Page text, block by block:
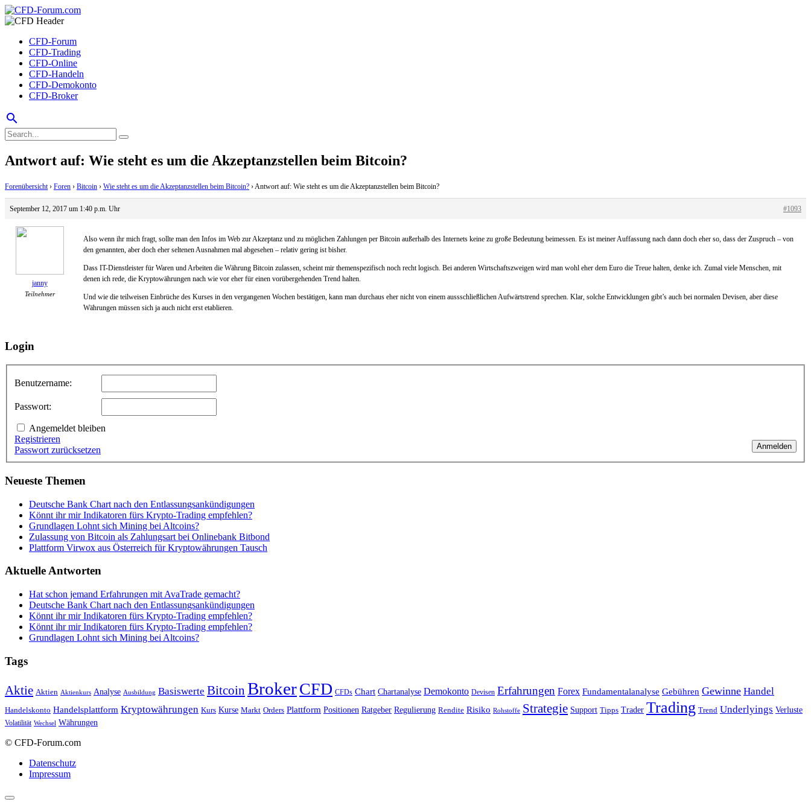
CFD-Forum
CFD-Trading
CFD-Online
CFD-Handeln
CFD-Demokonto
CFD-Broker
search
Antwort auf: Wie steht es um die Akzeptanzstellen beim Bitcoin?
Forenübersicht › Foren › Bitcoin › Wie steht es um die Akzeptanzstellen beim Bitcoin? ›Antwort auf: Wie steht es um die Akzeptanzstellen beim Bitcoin?
September 12, 2017 um 1:40 p.m. Uhr #1093
janny
Teilnehmer
Also wenn ihr mich fragt, sollte man den Infos im Web zur Akzeptanz und zu möglichen Zahlungen per Bitcoin außerhalb des Internets keine zu große Bedeutung beimessen. Es ist meiner Auffassung nach dann doch eher so, dass der Zuspruch – von
den genannten, aber doch eher seltenen Ausnahmen mal abgesehen – relativ gering ist bisher.
Dass IT-Dienstleister für Waren und Arbeiten die Währung Bitcoin zulassen, scheint mir themenspezifisch noch recht logisch. Bei anderen Wirtschaftszweigen wird man wohl eher dem Euro die Treue halten, denke ich. Zumal viele Menschen, mit
denen ich rede, die Kryptowährungen nach wie vor eher für einen vorübergehenden Trend halten.
Und wie die teilweisen Einbrüche des Kurses in den vergangenen Wochen bestätigen, kann man durchaus eher nicht von einem aussschließlichen Aufwärtstrend sprechen. Klar, solche Entwicklungen gibt’s auch bei normalen Devisen, aber diese
Währungen müssen sich ja auch nicht erst etablieren.
Login
Benutzername:
Passwort:
Angemeldet bleiben
Anmelden
Registrieren
Passwort zurücksetzen
Neueste Themen
Deutsche Bank Chart nach den Entlassungsankündigungen
Könnt ihr mir Indikatoren fürs Krypto-Trading empfehlen?
Grundlagen Lohnt sich Mining bei Altcoins?
Zulassung von Bitcoin als Zahlungsart bei Onlinebank Bitbond
Plattform Virwox aus Österreich für Kryptowährungen Tausch
Aktuelle Antworten
Hat schon jemand Erfahrungen mit AvaTrade gemacht?
Deutsche Bank Chart nach den Entlassungsankündigungen
Könnt ihr mir Indikatoren fürs Krypto-Trading empfehlen?
Könnt ihr mir Indikatoren fürs Krypto-Trading empfehlen?
Grundlagen Lohnt sich Mining bei Altcoins?
Tags
Aktie Aktien Aktienkurs Analyse Ausbildung Basiswerte Bitcoin BrokerCFD CFDs Chart Chartanalyse Demokonto Devisen Erfahrungen Forex Fundamentalanalyse Gebühren Gewinne Handel
Handelskonto Handelsplattform Kryptowährungen Kurs Kurse Markt Orders Plattform Positionen Ratgeber Regulierung Rendite Risiko Rohstoffe Strategie Support Tipps Trader Trading Trend Underlyings Verluste
Volatilität Wechsel Währungen
© CFD-Forum.com
Datenschutz
Impressum